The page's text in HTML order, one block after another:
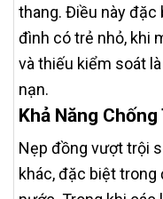
thang. Điều này đặc
đình có trẻ nhỏ, khi
và thiếu kiểm soát
nạn.
Khả Năng
Nẹp đồng vượt trội
khác, đặc biệt